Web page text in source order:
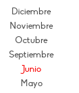
Diciembre
Noviembre
Octubre
Septiembre
Junio
Mayo